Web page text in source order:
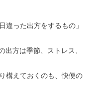
違った出方をするもの」
方は季節、ストレス、
構えておくのも、快便の